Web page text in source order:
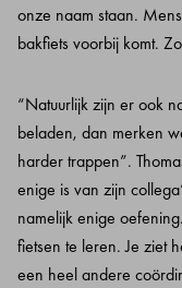
onze naam staan.
bakfiets voorbij komt.
“Natuurlijk zijn er ook
beladen, dan merken
harder trappen”.
enige is van zijn
namelijk enige
fietsen te leren. Je ziet
een heel andere